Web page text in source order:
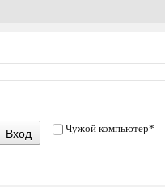
Вход Чужой компьютер*